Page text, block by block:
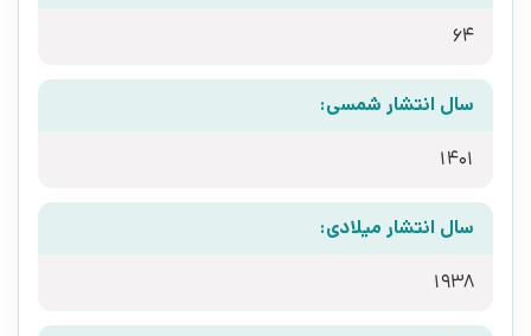
64
سال انتشار شمسی:
1401
سال انتشار میلادی:
1938